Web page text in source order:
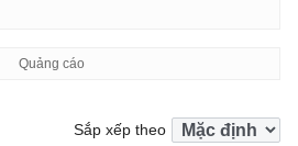
Sắp xếp theo